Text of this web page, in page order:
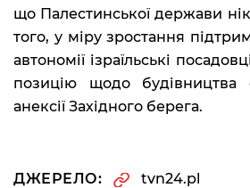
що Палестинської держави
того, у міру зростання
автономії ізраїльські
позицію щодо будівництва
анексії Західного берега.
ДЖЕРЕЛО: tvn24.pl